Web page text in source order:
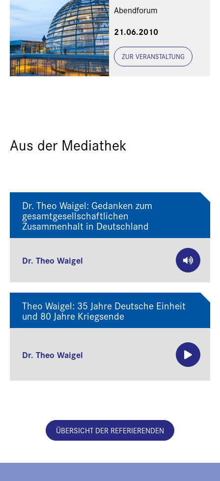
Abendforum
21.06.2010
ZUR VERANSTALTUNG
Aus der Mediathek
Dr. Theo Waigel: Gedanken zum
gesamtgesellschaftlichen
Zusammenhalt in Deutschland
Dr. Theo Waigel
Theo Waigel: 35 Jahre Deutsche Einheit
und 80 Jahre Kriegsende
Dr. Theo Waigel
ÜBERSICHT DER REFERIERENDEN